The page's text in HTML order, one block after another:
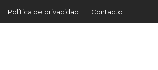
Política de privacidad Contacto